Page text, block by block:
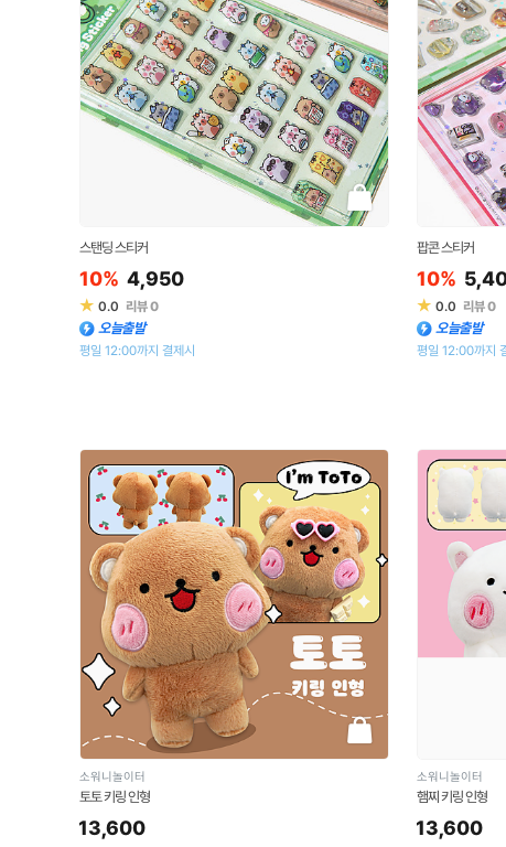
스탠딩 스티커
10% 4,950
★ 0.0 리뷰0
오늘출발
평일 12:00까지 결제시
팝콘 스티커
10%
★ 0.0 리뷰0
오늘출발
평일 12:00까지
소워니놀이터
토토 키링 인형
13,600
소워니놀이터
햄찌 키링 인형
13,600